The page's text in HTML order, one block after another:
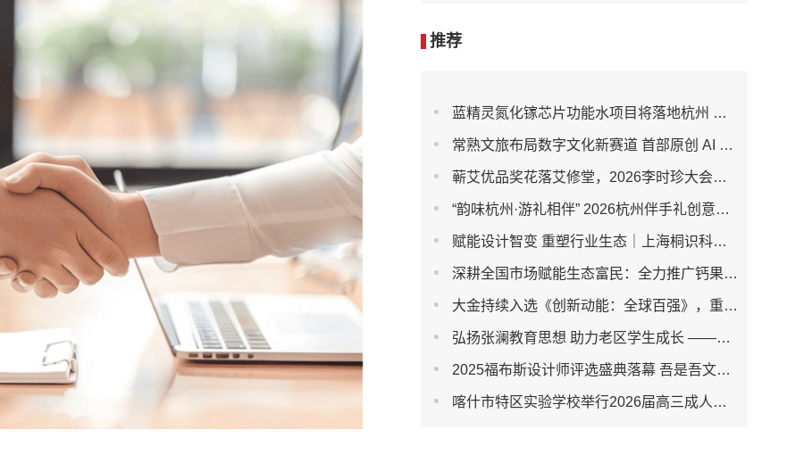
推荐
蓝精灵氮化镓芯片功能水项目将落地杭州 构建大健康产学研全产业链新格局
常熟文旅布局数字文化新赛道 首部原创 AI 漫剧《山海元境》在常熟正式启动
蕲艾优品奖花落艾修堂，2026李时珍大会再定艾灸行业新风向
“韵味杭州·游礼相伴” 2026杭州伴手礼创意设计大赛开启征集
赋能设计智变 重塑行业生态｜上海桐识科技以AI精准测绘技术闪耀2025福布斯设计师评选盛典
深耕全国市场赋能生态富民：全力推广钙果特色农林全链产业
大金持续入选《创新动能：全球百强》，重新定义创新领导力
弘扬张澜教育思想 助力老区学生成长 ——澜之教育基金会在沂蒙革命老区沂南县举行公益捐赠活动
2025福布斯设计师评选盛典落幕 吾是吾文化科技以4D全息技术赋能AI设计新变革
喀什市特区实验学校举行2026届高三成人礼暨高考送考仪式